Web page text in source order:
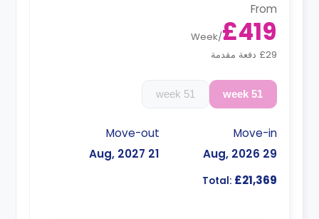
From
£419
/
Week
£29 دفعة مقدمة
51 week
51 week
Move-in
29 Aug, 2026
Move-out
21 Aug, 2027
Total: £21,369